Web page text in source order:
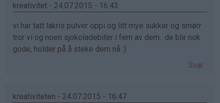
Emma
bekreftet)
kreativitet - 24.07.2015 - 16:43
vi har tatt lakris pulver oppi og litt mye sukker og smørr
tror vi og noen sjokoladebiter i fem av dem.. de blir nok
gode, holder på å steke dem nå :)
Svar
kreativiteten - 24.07.2015 - 16:47